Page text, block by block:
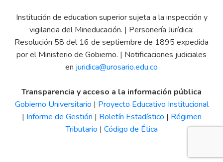
Institución de education superior sujeta a la inspección y
vigilancia del Mineducación. | Personería Jurídica:
Resolución 58 del 16 de septiembre de 1895 expedida
por el Ministerio de Gobierno. | Notificaciones judiciales
en juridica@urosario.edu.co
Transparencia y acceso a la información pública
Gobierno Universitario | Proyecto Educativo Institucional
| Informe de Gestión | Boletín Estadístico | Régimen
Tributario | Código de Ética